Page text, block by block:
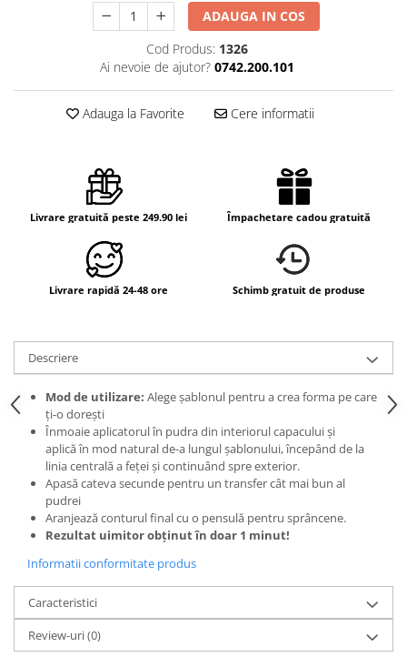
ADAUGA IN COS
Cod Produs: 1326
Ai nevoie de ajutor? 0742.200.101
Adauga la Favorite Cere informatii
Livrare gratuită peste 249.90 lei Împachetare cadou gratuită
Livrare rapidă 24-48 ore Schimb gratuit de produse
Descriere
Mod de utilizare: Alege șablonul pentru a crea forma pe care
ți-o dorești
Înmoaie aplicatorul în pudra din interiorul capacului și
aplică în mod natural de-a lungul șablonului, începând de la
linia centrală a feței și continuând spre exterior.
Apasă cateva secunde pentru un transfer cât mai bun al
pudrei
Aranjează conturul final cu o pensulă pentru sprâncene.
Rezultat uimitor obținut în doar 1 minut!
Informatii conformitate produs
Caracteristici
Review-uri(0)